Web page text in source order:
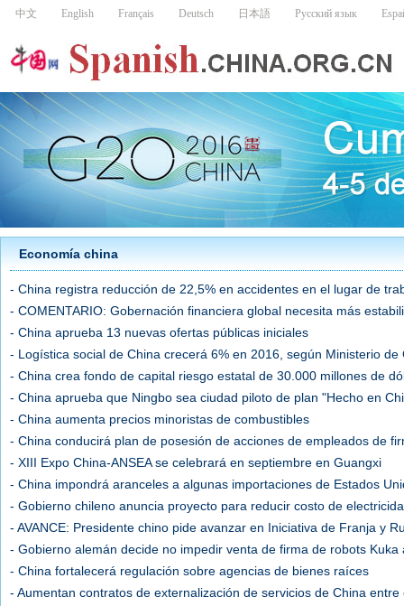
Economía china
- China registra reducción de 22,5% en accidentes en el lugar de
- COMENTARIO: Gobernación financiera global necesita más
- China aprueba 13 nuevas ofertas públicas iniciales
- Logística social de China crecerá 6% en 2016, según Ministerio de
- China crea fondo de capital riesgo estatal de 30.000 millones de
- China aprueba que Ningbo sea ciudad piloto de plan "Hecho en
- China aumenta precios minoristas de combustibles
- China conducirá plan de posesión de acciones de empleados de
- XIII Expo China-ANSEA se celebrará en septiembre en Guangxi
- China impondrá aranceles a algunas importaciones de Estados
- Gobierno chileno anuncia proyecto para reducir costo de
- AVANCE: Presidente chino pide avanzar en Iniciativa de Franja y
- Gobierno alemán decide no impedir venta de firma de robots Kuka
- China fortalecerá regulación sobre agencias de bienes raíces
- Aumentan contratos de externalización de servicios de China entre